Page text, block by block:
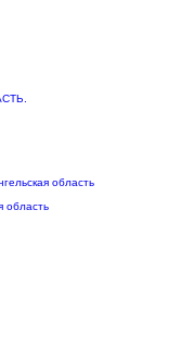
область
область